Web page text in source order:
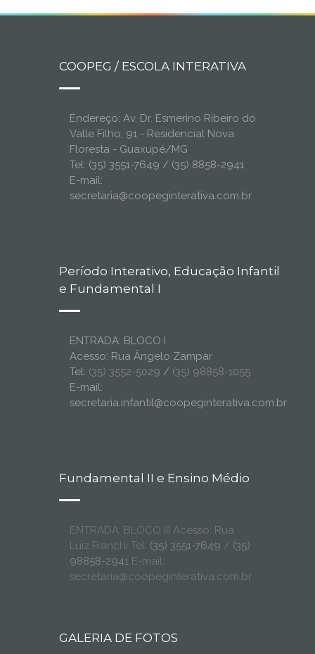
COOPEG / ESCOLA INTERATIVA
Endereço: Av. Dr. Esmerino Ribeiro do
Valle Filho, 91 - Residencial Nova
Floresta - Guaxupé/MG
Tel: (35) 3551-7649 / (35) 8858-2941
E-mail:
secretaria@coopeginterativa.com.br
Período Interativo, Educação Infantil
e Fundamental I
ENTRADA: BLOCO I
Acesso: Rua Ângelo Zampar
Tel: (35) 3552-5029 / (35) 98858-1055
E-mail:
secretaria.infantil@coopeginterativa.com.br
Fundamental II e Ensino Médio
ENTRADA: BLOCO III Acesso: Rua
Luiz Franchi Tel: (35) 3551-7649 / (35)
98858-2941 E-mail:
secretaria@coopeginterativa.com.br
GALERIA DE FOTOS